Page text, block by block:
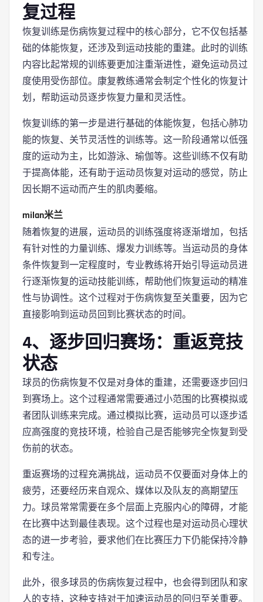
复过程
恢复训练是伤病恢复过程中的核心部分，它不仅包括基
础的体能恢复，还涉及到运动技能的重建。此时的训练
内容比起常规的训练要更加注重渐进性，避免运动员过
度使用受伤部位。康复教练通常会制定个性化的恢复计
划，帮助运动员逐步恢复力量和灵活性。
恢复训练的第一步是进行基础的体能恢复，包括心肺功
能的恢复、关节灵活性的训练等。这一阶段通常以低强
度的运动为主，比如游泳、瑜伽等。这些训练不仅有助
于提高体能，还有助于运动员恢复对运动的感觉，防止
因长期不运动而产生的肌肉萎缩。
milan米兰
随着恢复的进展，运动员的训练强度将逐渐增加，包括
有针对性的力量训练、爆发力训练等。当运动员的身体
条件恢复到一定程度时，专业教练将开始引导运动员进
行逐渐恢复的运动技能训练，帮助他们恢复运动的精准
性与协调性。这个过程对于伤病恢复至关重要，因为它
直接影响到运动员回到比赛状态的时间。
4、逐步回归赛场：重返竞技
状态
球员的伤病恢复不仅是对身体的重建，还需要逐步回归
到赛场上。这个过程通常需要通过小范围的比赛模拟或
者团队训练来完成。通过模拟比赛，运动员可以逐步适
应高强度的竞技环境，检验自己是否能够完全恢复到受
伤前的状态。
重返赛场的过程充满挑战，运动员不仅要面对身体上的
疲劳，还要经历来自观众、媒体以及队友的高期望压
力。球员常常需要在多个层面上克服内心的障碍，才能
在比赛中达到最佳表现。这个过程也是对运动员心理状
态的进一步考验，要求他们在比赛压力下仍能保持冷静
和专注。
此外，很多球员的伤病恢复过程中，也会得到团队和家
人的支持，这种支持对于加速运动员的回归至关重要。